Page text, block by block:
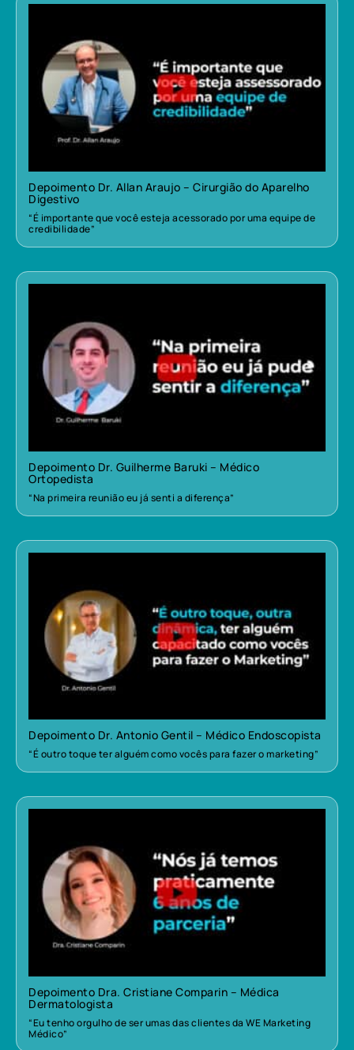
Depoimento Dr. Allan Araujo – Cirurgião do Aparelho
Digestivo
“É importante que você esteja acessorado por uma equipe de
credibilidade”
Depoimento Dr. Guilherme Baruki – Médico
Ortopedista
“Na primeira reunião eu já senti a diferença”
Depoimento Dr. Antonio Gentil – Médico Endoscopista
“É outro toque ter alguém como vocês para fazer o marketing”
Depoimento Dra. Cristiane Comparin – Médica
Dermatologista
“Eu tenho orgulho de ser umas das clientes da WE Marketing
Médico”